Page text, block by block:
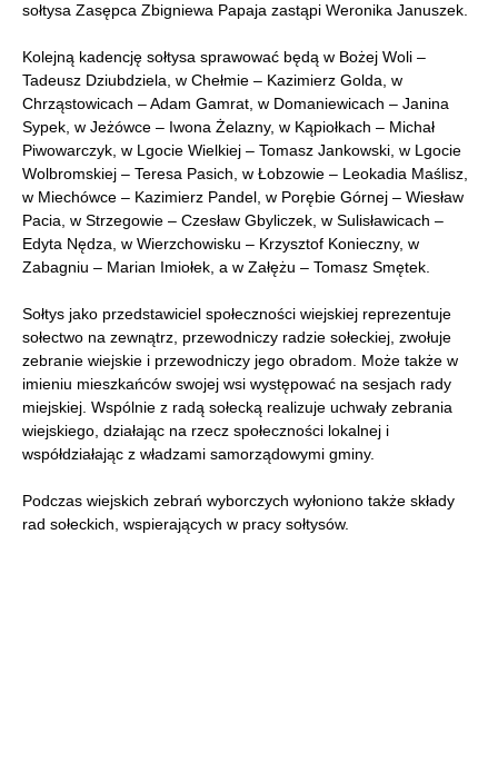
sołtysa Zasępca Zbigniewa Papaja zastąpi Weronika Januszek.
Kolejną kadencję sołtysa sprawować będą w Bożej Woli –
Tadeusz Dziubdziela, w Chełmie – Kazimierz Golda, w
Chrząstowicach – Adam Gamrat, w Domaniewicach – Janina
Sypek, w Jeżówce – Iwona Żelazny, w Kąpiołkach – Michał
Piwowarczyk, w Lgocie Wielkiej – Tomasz Jankowski, w Lgocie
Wolbromskiej – Teresa Pasich, w Łobzowie – Leokadia Maślisz,
w Miechówce – Kazimierz Pandel, w Porębie Górnej – Wiesław
Pacia, w Strzegowie – Czesław Gbyliczek, w Sulisławicach –
Edyta Nędza, w Wierzchowisku – Krzysztof Konieczny, w
Zabagniu – Marian Imiołek, a w Załężu – Tomasz Smętek.
Sołtys jako przedstawiciel społeczności wiejskiej reprezentuje
sołectwo na zewnątrz, przewodniczy radzie sołeckiej, zwołuje
zebranie wiejskie i przewodniczy jego obradom. Może także w
imieniu mieszkańców swojej wsi występować na sesjach rady
miejskiej. Wspólnie z radą sołecką realizuje uchwały zebrania
wiejskiego, działając na rzecz społeczności lokalnej i
współdziałając z władzami samorządowymi gminy.
Podczas wiejskich zebrań wyborczych wyłoniono także składy
rad sołeckich, wspierających w pracy sołtysów.